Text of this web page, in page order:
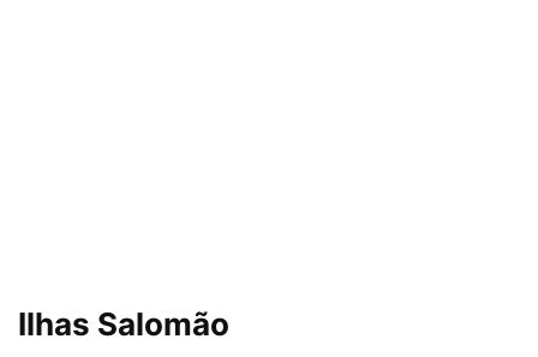
Ilhas Salomão